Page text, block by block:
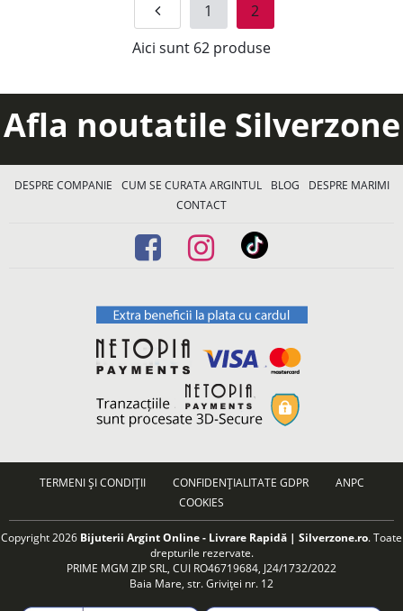
1
2
Aici sunt 62 produse
Afla noutatile Silverzone
DESPRE COMPANIE CUM SE CURATA ARGINTUL BLOG
DESPRE MARIMI
CONTACT
TERMENI ȘI CONDIȚII CONFIDENȚIALITATE GDPR
ANPC
COOKIES
Copyright 2026 Bijuterii Argint Online - Livrare Rapidă | Silverzone.ro. Toate
drepturile rezervate.
PRIME MGM ZIP SRL, CUI RO46719684, J24/1732/2022
Baia Mare, str. Griviței nr. 12